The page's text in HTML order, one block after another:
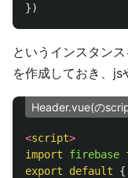
})
というインスタン
を作成しておき、js
Header.vue(の
<script>
import
firebase
export
default
{